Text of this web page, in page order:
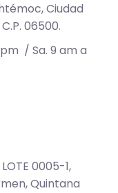
Ciudad
06500.
pm / Sa. 9 am a
0005-1,
Quintana